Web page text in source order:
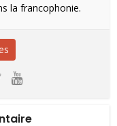
la francophonie.